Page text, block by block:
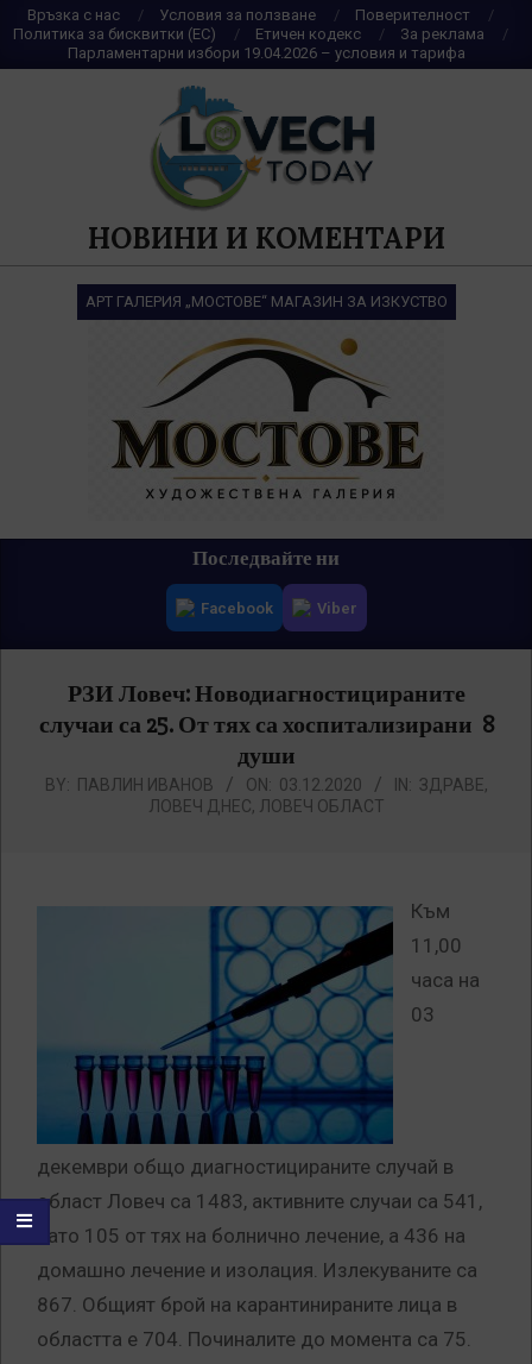
Skip
to
content
Връзка с нас Условия за ползване
Поверителност
Политика за бисквитки (ЕС)
Етичен кодекс
За реклама
Парламентарни избори 19.04.2026 – условия и тарифа
НОВИНИ И КОМЕНТАРИ
АРТ ГАЛЕРИЯ „МОСТОВЕ“ МАГАЗИН ЗА ИЗКУСТВО
Последвайте ни
Facebook Viber
РЗИ Ловеч: Новодиагностицираните
случаи са 25. От тях са хоспитализирани 8
души
BY: ПАВЛИН ИВАНОВ ON: 03.12.2020 IN: ЗДРАВЕ,
ЛОВЕЧ ДНЕС, ЛОВЕЧ ОБЛАСТ
Към
11,00
часа на
03
декември общо диагностицираните случай в
област Ловеч са 1483, активните случаи са 541,
като 105 от тях на болнично лечение, а 436 на
домашно лечение и изолация. Излекуваните са
867. Общият брой на карантинираните лица в
областта е 704. Починалите до момента са 75.